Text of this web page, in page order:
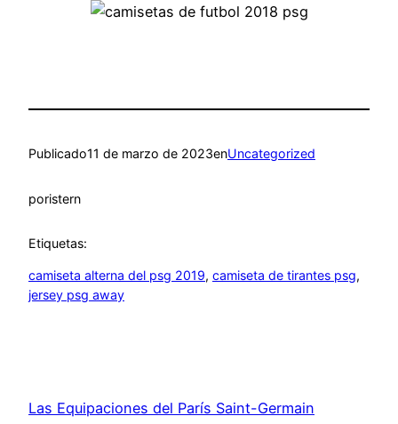
Publicado11 de marzo de 2023enUncategorized
poristern
Etiquetas:
camiseta alterna del psg 2019, camiseta de tirantes psg
jersey psg away
Las Equipaciones del París Saint-Germain